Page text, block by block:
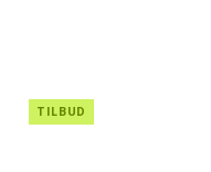
TILBUD